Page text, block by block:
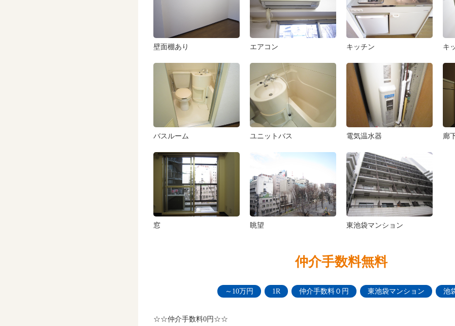
壁面棚あり エアコン キッチン キ
バスルーム ユニットバス 電気温水器 廊
窓 眺望 東池袋マンション
仲介手数料無料
～10万円 1R 仲介手数料０円 東池袋マンション 池
☆☆仲介手数料0円☆☆